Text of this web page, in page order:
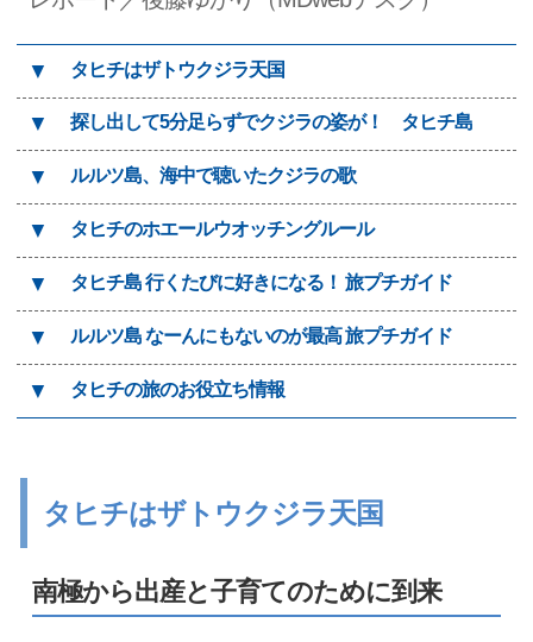
▼ タヒチはザトウクジラ天国
▼ 探し出して5分足らずでクジラの姿が！ タヒチ島
▼ ルルツ島、海中で聴いたクジラの歌
▼ タヒチのホエールウオッチングルール
▼ タヒチ島 行くたびに好きになる！ 旅プチガイド
▼ ルルツ島 なーんにもないのが最高 旅プチガイド
▼ タヒチの旅のお役立ち情報
タヒチはザトウクジラ天国
南極から出産と子育てのために到来